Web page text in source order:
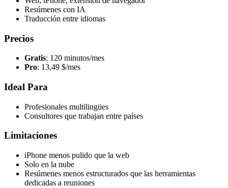
Resúmenes con IA
Traducción entre idiomas
Precios
Gratis: 120 minutos/mes
Pro: 13,49 $/mes
Ideal Para
Profesionales multilingües
Consultores que trabajan entre países
Limitaciones
iPhone menos pulido que la web
Solo en la nube
Resúmenes menos estructurados que las herramientas
dedicadas a reuniones